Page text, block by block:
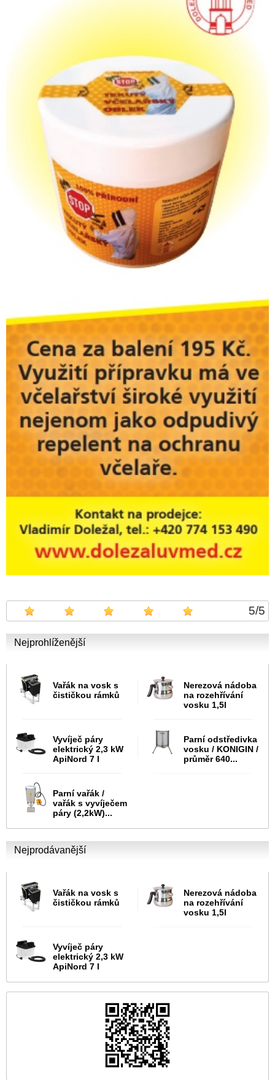
5/5
Nejprohlíženější
Vařák na vosk s
čističkou rámků
Nerezová nádoba
na rozehřívání
vosku 1,5l
Vyvíječ páry
elektrický 2,3 kW
ApiNord 7 l
Parní odstředivka
vosku / KONIGIN /
průměr 640...
Parní vařák /
vařák s vyvíječem
páry (2,2kW)...
Nejprodávanější
Vařák na vosk s
čističkou rámků
Nerezová nádoba
na rozehřívání
vosku 1,5l
Vyvíječ páry
elektrický 2,3 kW
ApiNord 7 l